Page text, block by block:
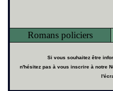
Romans policiers
Si vous souhaitez être
n'hésitez pas à vous inscrire à notre